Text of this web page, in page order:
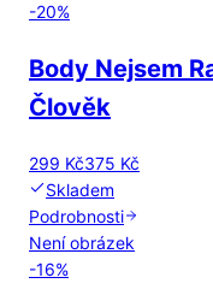
-20%
Body Nejsem
Člověk
299 Kč375 Kč
Skladem
Podrobnosti
Není obrázek
-16%